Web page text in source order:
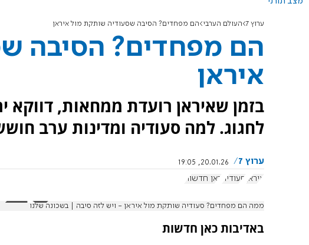
ערוץ 7 העולם הערבי הם מפחדים? הסיבה שסעודיה שותקת מול איראן
הם מפחדים? הסיבה
איראן
בזמן שאיראן רועדת ממחאות, דווקא
לחגוג. למה סעודיה ומדינות ערב
ערוץ 7
20.01.26, 19:05
איראן סעודיה כאן חדשות
ממה הם מפחדים? סעודיה שותקת מול איראן - ויש לזה סיבה | בשכונה שלנו
באדיבות כאן חדשות